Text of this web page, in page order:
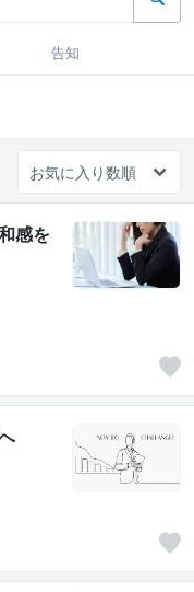
告知
感を